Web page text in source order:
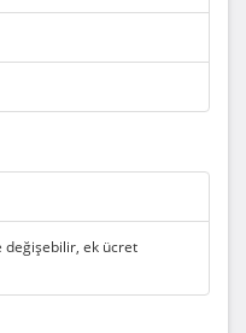
değişebilir, ek ücret